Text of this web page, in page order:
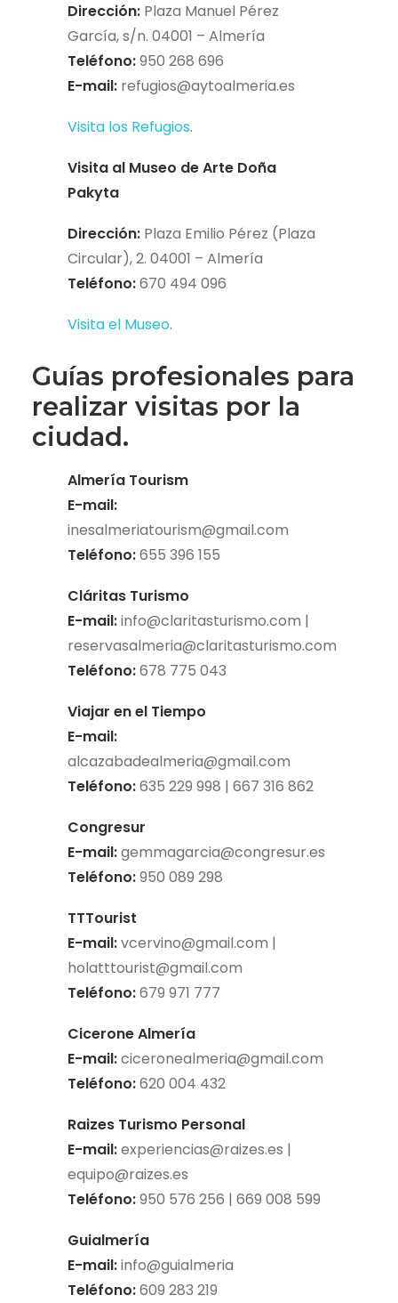
Dirección: Plaza Manuel Pérez
García, s/n. 04001 – Almería
Teléfono:950 268 696
E-mail: refugios@aytoalmeria.es
Visita los Refugios.
Visita al Museo de Arte Doña
Pakyta
Dirección: Plaza Emilio Pérez (Plaza
Circular), 2. 04001 – Almería
Teléfono:670 494 096
Visita el Museo.
Guías profesionales para
realizar visitas por la
ciudad.
Almería Tourism
E-mail:
inesalmeriatourism@gmail.com
Teléfono:655 396 155
Cláritas Turismo
E-mail:info@claritasturismo.com |
reservasalmeria@claritasturismo.com
Teléfono:678 775 043
Viajar en el Tiempo
E-mail:
alcazabadealmeria@gmail.com
Teléfono:635 229 998 | 667 316 862
Congresur
E-mail:gemmagarcia@congresur.es
Teléfono:950 089 298
TTTourist
E-mail:vcervino@gmail.com |
holatttourist@gmail.com
Teléfono:679 971 777
Cicerone Almería
E-mail:ciceronealmeria@gmail.com
Teléfono:620 004 432
Raizes Turismo Personal
E-mail:experiencias@raizes.es |
equipo@raizes.es
Teléfono:950 576 256 | 669 008 599
Guialmería
E-mail:info@guialmeria
Teléfono:609 283 219